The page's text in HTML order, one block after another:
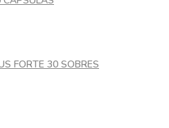
FORTE 30 SOBRES